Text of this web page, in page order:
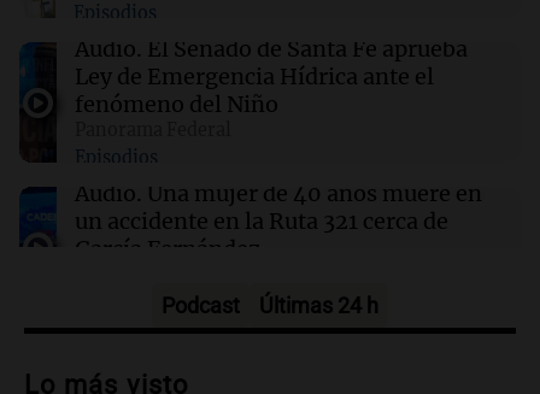
No se detectan casos de ébola en barco fluvial
en cuarentena cerca de Kinshasa, Congo
09:04 Deportes
tras la muerte de su padre
Episodios
Audio. El Senado de Santa Fe aprueba
Ley de Emergencia Hídrica ante el
fenómeno del Niño
Episodios
Audio. Una mujer de 40 años muere en
un accidente en la Ruta 321 cerca de
García Fernández
Audio.El Tesoro Nacional captura 12
Podcast Últimas 24 h
Lo más visto